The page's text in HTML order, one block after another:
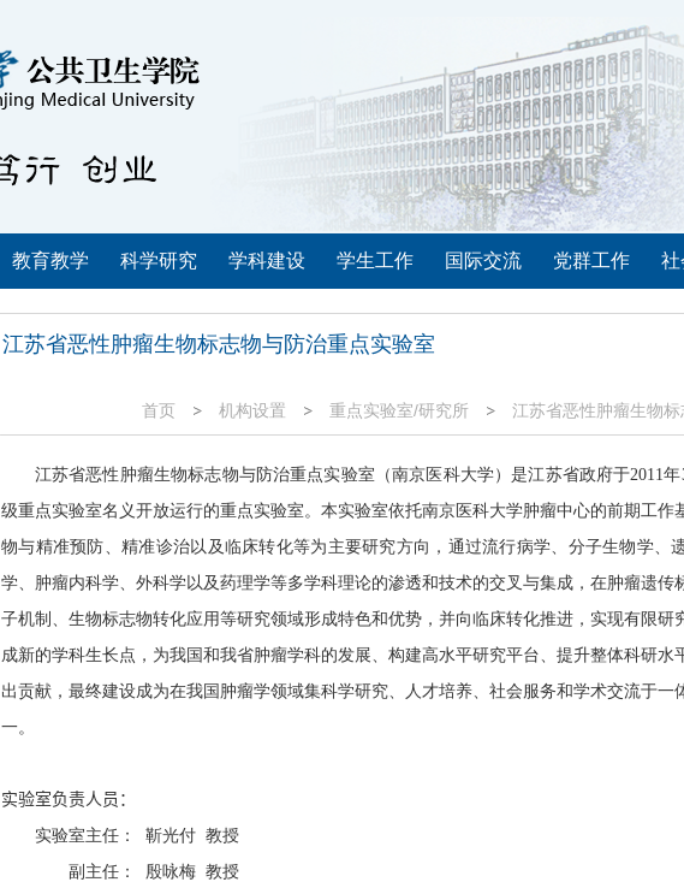
教育教学 科学研究 学科建设 学生工作 国际交流 党群工作 社
江苏省恶性肿瘤生物标志物与防治重点实验室
首页 机构设置 重点实验室/研究所 江苏省恶性肿瘤生物
江苏省恶性肿瘤生物标志物与防治重点实验室（南京医科大学）是江苏省政府于2011年
级重点实验室名义开放运行的重点实验室。本实验室依托南京医科大学肿瘤中心的前期工作
物与精准预防、精准诊治以及临床转化等为主要研究方向，通过流行病学、分子生物学、
学、肿瘤内科学、外科学以及药理学等多学科理论的渗透和技术的交叉与集成，在肿瘤遗传
子机制、生物标志物转化应用等研究领域形成特色和优势，并向临床转化推进，实现有限研
成新的学科生长点，为我国和我省肿瘤学科的发展、构建高水平研究平台、提升整体科研水
出贡献，最终建设成为在我国肿瘤学领域集科学研究、人才培养、社会服务和学术交流于一
一。
实验室负责人员：
实验室主任： 靳光付 教授
副主任： 殷咏梅 教授